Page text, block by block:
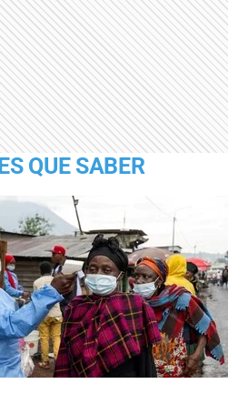
QUE SABER